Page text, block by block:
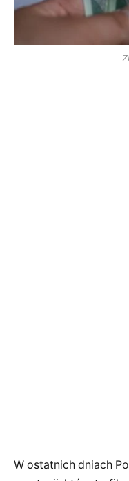
W ostatnich dniach